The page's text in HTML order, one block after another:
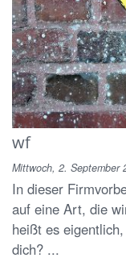
wf
Mittwoch, 2. September
In dieser
auf eine Art, die
heißt es
dich? ...